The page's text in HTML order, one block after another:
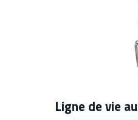
Ligne de vie